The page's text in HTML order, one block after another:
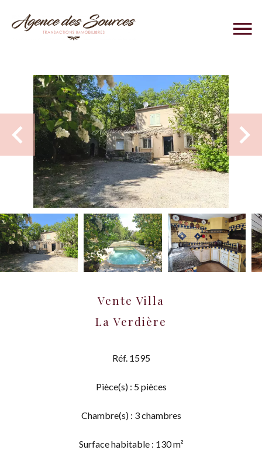
Vente Villa
La Verdière
Réf. 1595
Pièce(s) : 5 pièces
Chambre(s) : 3 chambres
Surface habitable : 130 m²